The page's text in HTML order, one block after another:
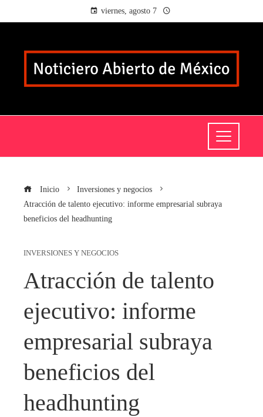
viernes, agosto 7
Inicio
Inversiones y negocios
Atracción de talento ejecutivo: informe empresarial subraya
beneficios del headhunting
INVERSIONES Y NEGOCIOS
Atracción de talento
ejecutivo: informe
empresarial subraya
beneficios del
headhunting